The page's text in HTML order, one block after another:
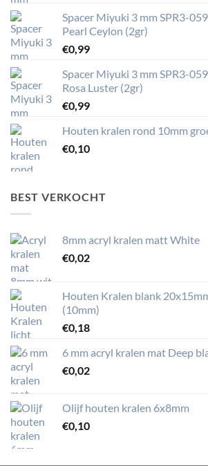
Spacer Miyuki 3 mm SPR3-
Pearl Ceylon (2gr)
€0,99
Spacer Miyuki 3 mm SPR3-
Rosa Luster (2gr)
€0,99
Houten kralen rond 10mm
€0,10
BEST VERKOCHT
8mm acryl kralen matt White
€0,02
Houten Kralen blank
(10mm)
€0,18
6 mm acryl kralen mat Deep
€0,02
Olijf houten kralen 6x8mm
€0,10